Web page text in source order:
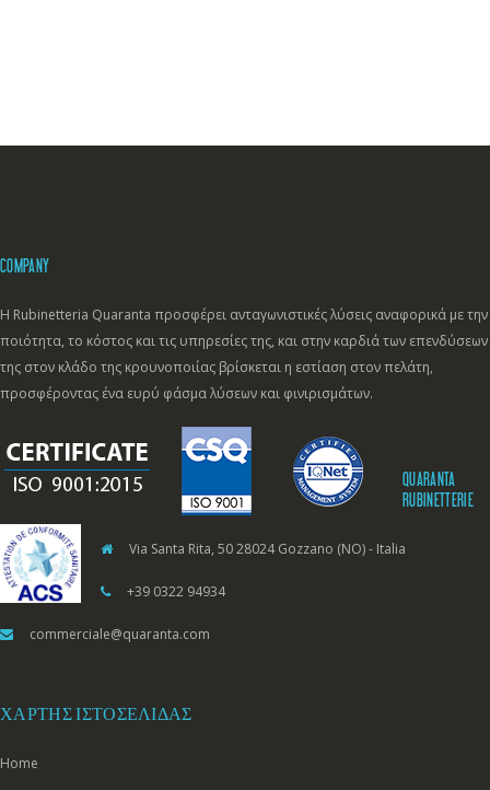
COMPANY
Η Rubinetteria Quaranta προσφέρει ανταγωνιστικές λύσεις αναφορικά με την
ποιότητα, το κόστος και τις υπηρεσίες της, και στην καρδιά των επενδύσεων
της στον κλάδο της κρουνοποιίας βρίσκεται η εστίαση στον πελάτη,
προσφέροντας ένα ευρύ φάσμα λύσεων και φινιρισμάτων.
QUARANTA
RUBINETTERIE
Via Santa Rita, 50 28024 Gozzano (NO) - Italia
+39 0322 94934
commerciale@quaranta.com
ΧΆΡΤΗΣ ΙΣΤΟΣΕΛΊΔΑΣ
Home